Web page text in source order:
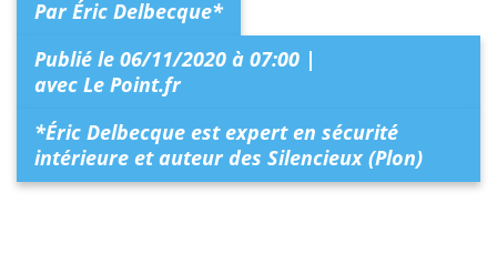
Par Éric Delbecque*
Publié le 06/11/2020 à 07:00 |
avec Le Point.fr
*Éric Delbecque est expert en sécurité
intérieure et auteur des Silencieux (Plon)